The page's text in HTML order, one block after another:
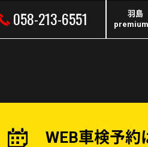
058-213-6551
羽島
WEB車検予約